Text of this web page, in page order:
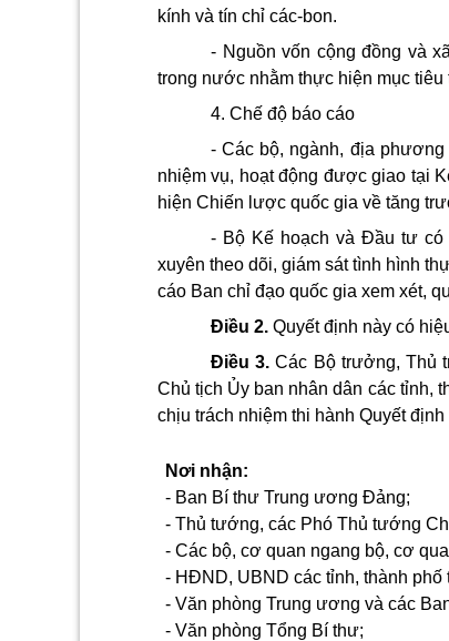
kính và tín chỉ các-bon.
- Nguồn vốn cộng đồng và
trong nước nhằm thực hiện mục
4. Chế độ báo cáo
- Các bộ, ngành, địa
nhiệm vụ, hoạt động được giao tại
hiện Chiến lược quốc gia về tăng
- Bộ Kế hoạch và Đầu tư có
xuyên theo dõi, giám sát tình hình
cáo Ban chỉ đạo quốc gia xem xét,
Điều 2. Quyết định này có
Điều 3. Các Bộ trưởng, Thủ
Chủ tịch Ủy ban nhân dân các tỉnh,
chịu trách nhiệm thi hành Quyết định
Nơi nhận:
- Ban Bí thư Trung ương Đảng;
- Thủ tướng, các Phó Thủ tướng
- Các bộ, cơ quan ngang bộ, cơ
- HĐND, UBND các tỉnh, thành
- Văn phòng Trung ương và các
- Văn phòng Tổng Bí thư;